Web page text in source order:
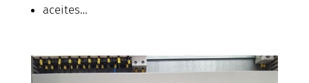
aceites…